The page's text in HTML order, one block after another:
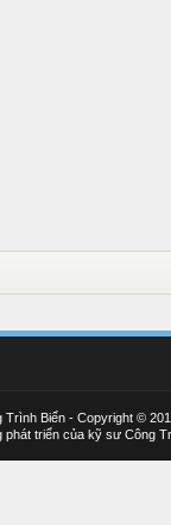
Trình Biển - Copyright ©
triển của kỹ sư Công